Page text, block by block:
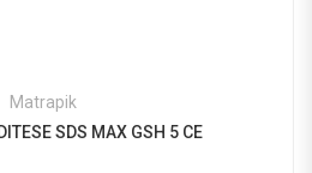
Matrapik
SDS MAX GSH 5 CE